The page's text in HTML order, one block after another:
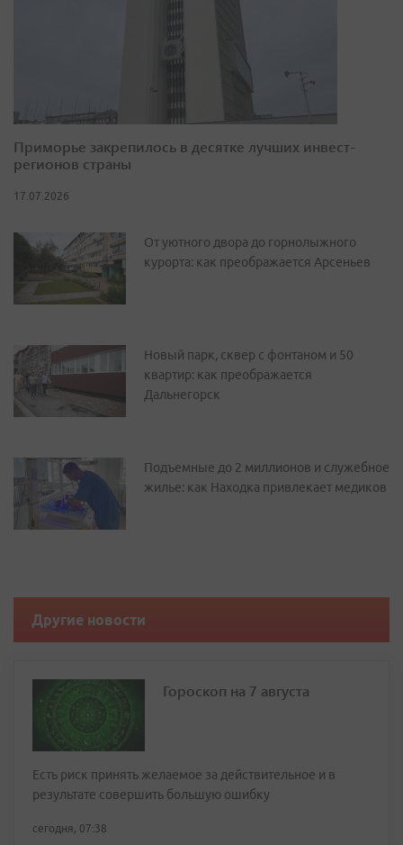
Приморье закрепилось в десятке лучших инвест-
регионов страны
17.07.2026
От уютного двора до горнолыжного
курорта: как преображается Арсеньев
Новый парк, сквер с фонтаном и 50
квартир: как преображается
Дальнегорск
Подъемные до 2 миллионов и служебное
жилье: как Находка привлекает медиков
Другие новости
Гороскоп на 7 августа
Есть риск принять желаемое за действительное и в
результате совершить большую ошибку
сегодня, 07:38